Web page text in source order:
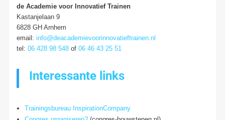
de Academie voor Innovatief Trainen
Kastanjelaan 9
6828 GH Arnhem
email: info@deacademievoorinnovatieftrainen.nl
tel: 06 428 98 548of 06 46 43 25 51
Interessante links
Trainingsbureau InspirationCompany